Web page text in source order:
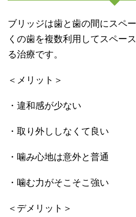
ブリッジは歯と歯の間にスペ
くの歯を複数利用してスペー
る治療です。
＜メリット＞
・違和感が少ない
・取り外ししなくて良い
・噛み心地は意外と普通
・噛む力がそこそこ強い
＜デメリット＞